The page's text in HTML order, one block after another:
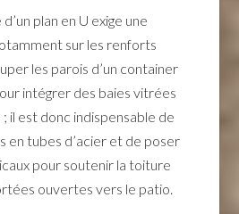
plan en U exige une
sur les renforts
les parois d’un container
intégrer des baies vitrées
il est donc indispensable de
en tubes d’acier et de poser
pour soutenir la toiture
ouvertes vers le patio.